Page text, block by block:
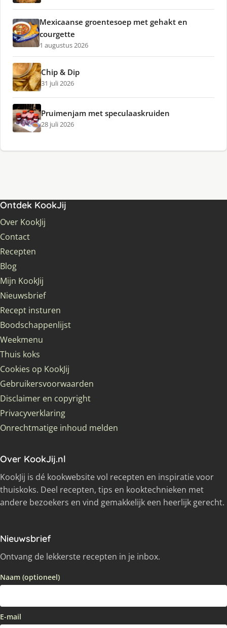
Mexicaanse groentesoep met gehakt en
courgette
1 augustus 2026
Chip & Dip
31 juli 2026
Pruimenjam met speculaaskruiden
28 juli 2026
Ontdek KookJij
Over KookJij
Contact
Recepten
Blog
Mijn KookJij
Nieuwsbrief
Recept insturen
Boodschappenlijst
Weekmenu
Thuis koks
Cookies op KookJij
Gebruikersvoorwaarden
Disclaimer en copyright
Privacyverklaring
Onrechtmatige inhoud melden
Over KookJij.nl
KookJij is dé kookwebsite vol recepten en inspiratie voor
thuiskoks. Deel recepten, tips en kooktechnieken met
andere bezoekers en vind gemakkelijk een heerlijk gerecht.
Nieuwsbrief
Ontvang de lekkerste recepten in je inbox.
Naam (optioneel)
E-mail